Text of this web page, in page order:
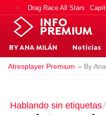
Drag Race All Stars
INFO
PREMIUM
BY ANA MILÁN Noticias
Atresplayer Premium » By
Hablando sin etiquetas